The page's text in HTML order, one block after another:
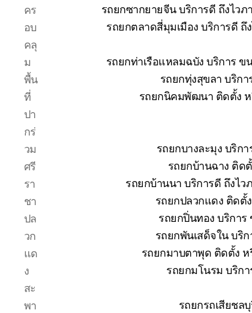
คร
อบ
คลุ
ม
พื้น
ที่
ปา
กร่
วม
ศรี
รา
ชา
ปล
วก
แด
ง
สะ
พา
รถยกซากยายจีน บริการดี ถึงไวภ
รถยกตลาดสี่มุมเมือง บริการดี ถึ
รถยกท่าเรือแหลมฉบัง บริการ ข
รถยกทุ่งสุขลา บริกา
รถยกนิคมพัฒนา ติดตั้ง ห
รถยกบางละมุง บริก
รถยกบ้านฉาง ติด
รถยกบ้านนา บริการดี ถึงไว
รถยกปลวกแดง ติดตั้
รถยกปิ่นทอง บริการ
รถยกพันเสด็จใน บริ
รถยกมาบตาพุด ติดตั้ง ห
รถยกมโนรม บริกา
รถยกรถเสียชล